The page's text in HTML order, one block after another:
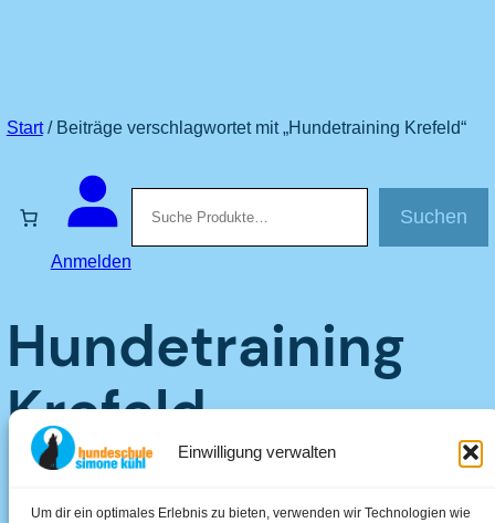
Einwilligung verwalten
Um dir ein optimales Erlebnis zu bieten, verwenden wir Technologien wie
Start/ Beiträge verschlagwortet mit „Hundetraining Krefeld“
Anmelden
Suchen
Hundetraining
Krefeld